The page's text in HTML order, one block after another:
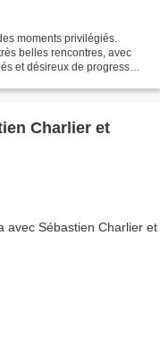
moments privilégiés.
belles rencontres, avec
et désireux de progresser,
Charlier et